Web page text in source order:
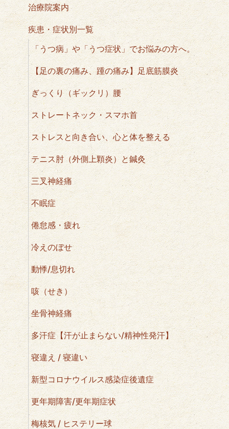
治療院案内
疾患・症状別一覧
「うつ病」や「うつ症状」でお悩みの方へ。
【足の裏の痛み、踵の痛み】足底筋膜炎
ぎっくり（ギックリ）腰
ストレートネック・スマホ首
ストレスと向き合い、心と体を整える
テニス肘（外側上顆炎）と鍼灸
三叉神経痛
不眠症
倦怠感・疲れ
冷えのぼせ
動悸/息切れ
咳（せき）
坐骨神経痛
多汗症【汗が止まらない/精神性発汗】
寝違え / 寝違い
新型コロナウイルス感染症後遺症
更年期障害/更年期症状
梅核気 / ヒステリー球